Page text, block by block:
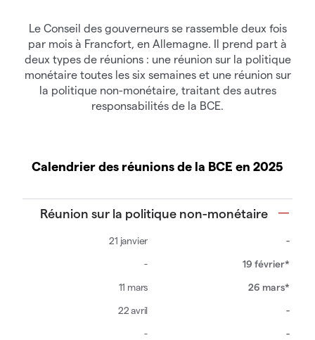
Le Conseil des gouverneurs se rassemble deux fois
par mois à Francfort, en Allemagne. Il prend part à
deux types de réunions : une réunion sur la politique
monétaire toutes les six semaines et une réunion sur
la politique non-monétaire, traitant des autres
responsabilités de la BCE.
Calendrier des réunions de la BCE en 2025
Réunion sur la politique non-monétaire
-
19 février*
26 mars*
-
-